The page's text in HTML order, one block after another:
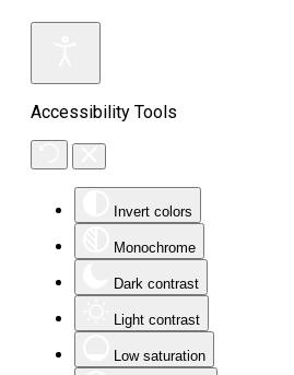
Accessibility Tools
Invert colors
Monochrome
Dark contrast
Light contrast
Low saturation